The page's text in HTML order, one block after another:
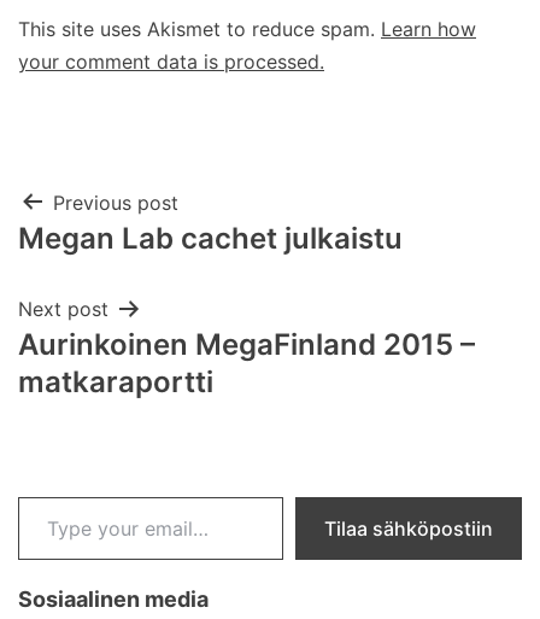
This site uses Akismet to reduce spam. Learn how
your comment data is processed.
Post
navigation
Previous post
Megan Lab cachet julkaistu
Next post
Aurinkoinen MegaFinland 2015 –
matkaraportti
Type your email…
Tilaa sähköpostiin
Sosiaalinen media